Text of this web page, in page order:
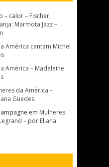
– calor – Fischer,
Marmota Jazz –
América cantam Michel
América – Madeleine
da América –
Guedes
em Mulheres
– por Eliana